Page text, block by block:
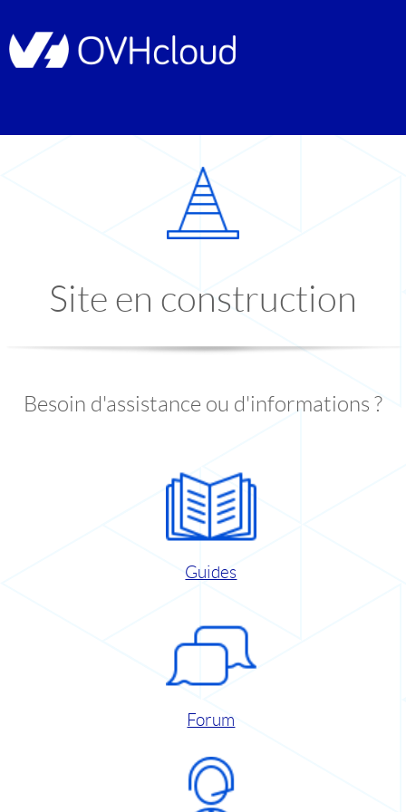
Site en construction
Besoin d'assistance ou d'informations ?
Guides
Forum